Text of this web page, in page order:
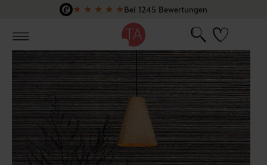
Zum Hauptinhalt springen
★ ★ ★ ★ ★Bei 1245 Bewertungen